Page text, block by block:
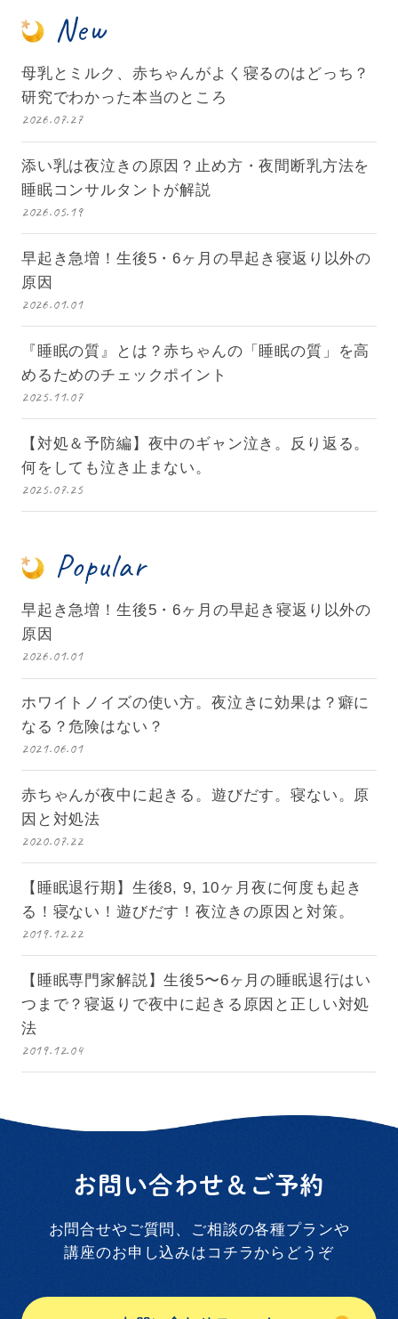
New
母乳とミルク、赤ちゃんがよく寝るのはどっち？
研究でわかった本当のところ
2026.07.27
添い乳は夜泣きの原因？止め方・夜間断乳方法を
睡眠コンサルタントが解説
2026.05.19
早起き急増！生後5・6ヶ月の早起き寝返り以外の
原因
2026.01.01
『睡眠の質』とは？赤ちゃんの「睡眠の質」を高
めるためのチェックポイント
2025.11.07
【対処＆予防編】夜中のギャン泣き。反り返る。
何をしても泣き止まない。
2025.07.25
Popular
早起き急増！生後5・6ヶ月の早起き寝返り以外の
原因
2026.01.01
ホワイトノイズの使い方。夜泣きに効果は？癖に
なる？危険はない？
2021.06.01
赤ちゃんが夜中に起きる。遊びだす。寝ない。原
因と対処法
2020.07.22
【睡眠退行期】生後8, 9, 10ヶ月夜に何度も起き
る！寝ない！遊びだす！夜泣きの原因と対策。
2019.12.22
【睡眠専門家解説】生後5〜6ヶ月の睡眠退行はい
つまで？寝返りで夜中に起きる原因と正しい対処
法
2019.12.04
お問い合わせ＆ご予約
お問合せやご質問、ご相談の各種プランや
講座のお申し込みはコチラからどうぞ